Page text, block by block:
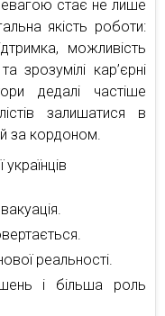
стає не лише
якість роботи:
можливість
зрозумілі кар’єрні
дедалі частіше
залишатися в
за кордоном.
реальності.
і більша роль